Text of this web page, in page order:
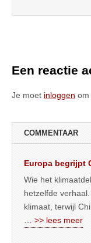
Een reactie
Je moet inloggen om
COMMENTAAR
Europa begrijpt
Wie het
hetzelfde
klimaat, terwijl
… >> lees meer